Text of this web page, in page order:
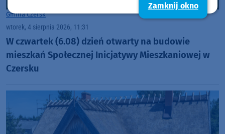
Gmina Czersk
wtorek, 4 sierpnia 2026, 11:31
W czwartek (6.08) dzień otwarty na budowie
mieszkań Społecznej Inicjatywy Mieszkaniowej w
Czersku
Zamknij okno